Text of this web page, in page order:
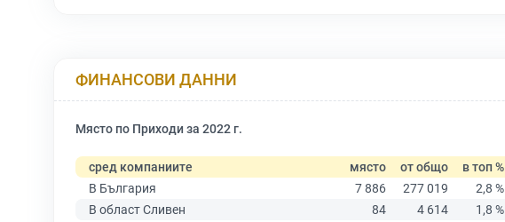
ФИНАНСОВИ ДАННИ
Място по Приходи за 2022 г.
сред компаниите място от общо в топ %
В България
7 886 277 019 2,8 %
В област Сливен
84 4 614 1,8 %